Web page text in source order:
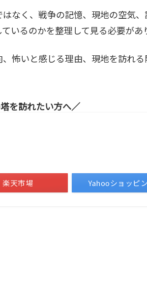
なく、戦争の記憶、現地の空気、
いるのかを整理して見る必要があ
怖いと感じる理由、現地を訪れる
を訪れたい方へ
楽天市場 Yahooショッピ